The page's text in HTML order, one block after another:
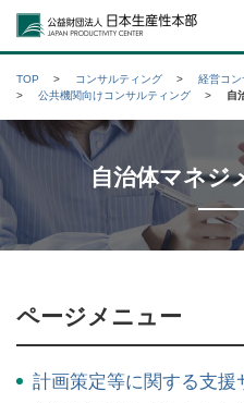
公益
TOP コンサルティング
経営コ
公共機関向けコンサルティング
自
自治体マネジ
ページメニュー
計画策定等に関する支援